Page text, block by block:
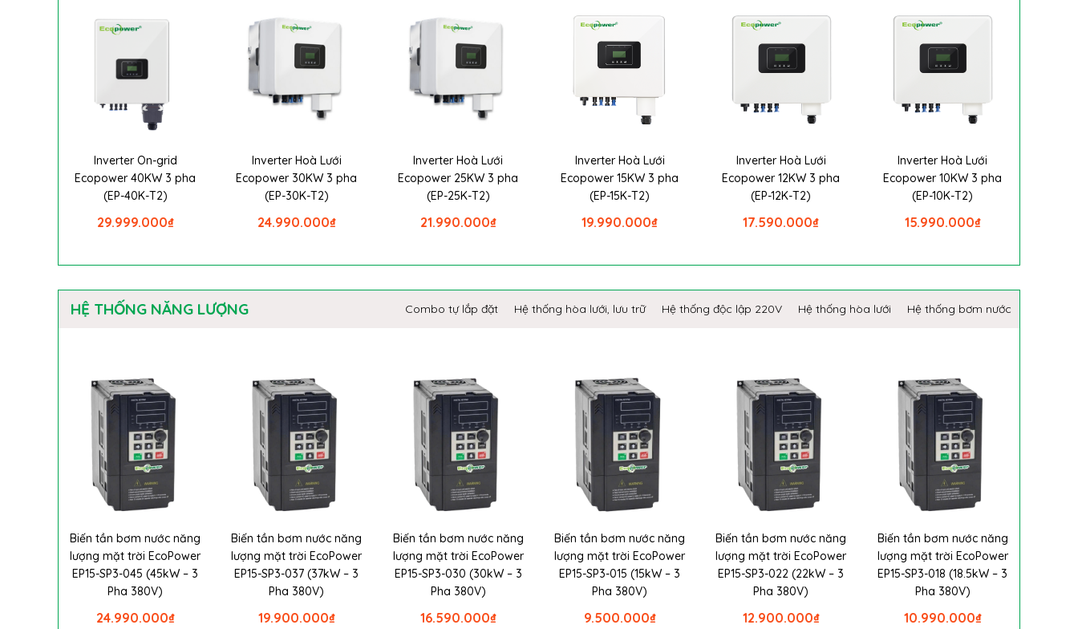
Inverter On-grid
Ecopower 40KW 3 pha
(EP-40K-T2)
₫
29.999.000
Inverter Hoà Lưới
Ecopower 30KW 3 pha
(EP-30K-T2)
₫
24.990.000
Inverter Hoà Lưới
Ecopower 25KW 3 pha
(EP-25K-T2)
₫
21.990.000
Inverter Hoà Lưới
Ecopower 15KW 3 pha
(EP-15K-T2)
₫
19.990.000
Inverter Hoà Lưới
Ecopower 12KW 3 pha
(EP-12K-T2)
₫
17.590.000
Inverter Hoà Lưới
Ecopower 10KW 3 pha
(EP-10K-T2)
₫
15.990.000
HỆ THỐNG NĂNG LƯỢNG Combo tự lắp đặt Hệ thống hòa lưới, lưu trữ Hệ thống độc lập 220V Hệ thống hòa lưới Hệ thống bơm nước
Biến tần bơm nước năng
lượng mặt trời EcoPower
EP15-SP3-045 (45kW – 3
Pha 380V)
₫
24.990.000
Biến tần bơm nước năng
lượng mặt trời EcoPower
EP15-SP3-037 (37kW – 3
Pha 380V)
₫
19.900.000
Biến tần bơm nước năng
lượng mặt trời EcoPower
EP15-SP3-030 (30kW – 3
Pha 380V)
₫
16.590.000
Biến tần bơm nước năng
lượng mặt trời EcoPower
EP15-SP3-015 (15kW – 3
Pha 380V)
₫
9.500.000
Biến tần bơm nước năng
lượng mặt trời EcoPower
EP15-SP3-022 (22kW – 3
Pha 380V)
₫
12.900.000
Biến tần bơm nước năng
lượng mặt trời EcoPower
EP15-SP3-018 (18.5kW – 3
Pha 380V)
₫
10.990.000